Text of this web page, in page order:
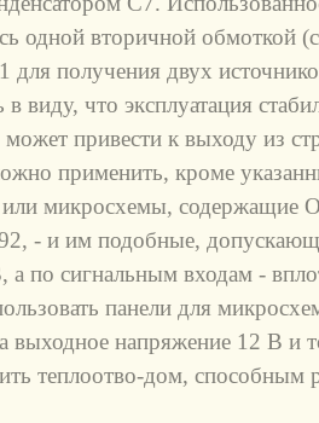
одной вторичной обмоткой
для получения двух
виду, что эксплуатация
привести к выходу из
применить, кроме
микросхемы, содержащие
- и им подобные,
а по сигнальным входам -
панели для
выходное напряжение 12 В и
теплоотво-дом, способным